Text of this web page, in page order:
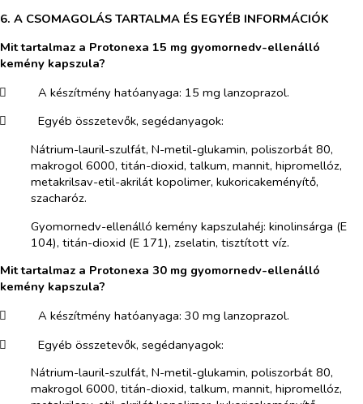
6. A CSOMAGOLÁS TARTALMA ÉS EGYÉB INFORMÁCIÓK
Mit tartalmaz a Protonexa 15 mg gyomornedv-ellenálló
kemény kapszula?
​
A készítmény hatóanyaga: 15 mg lanzoprazol.
​
Egyéb összetevők, segédanyagok:
Nátrium-lauril-szulfát, N-metil-glukamin, poliszorbát 80,
makrogol 6000, titán-dioxid, talkum, mannit, hipromellóz,
metakrilsav-etil-akrilát kopolimer, kukoricakeményítő,
szacharóz.
Gyomornedv-ellenálló kemény kapszulahéj: kinolinsárga (E
104), titán-dioxid (E 171), zselatin, tisztított víz.
Mit tartalmaz a Protonexa 30 mg gyomornedv-ellenálló
kemény kapszula?
​
A készítmény hatóanyaga: 30 mg lanzoprazol.
​
Egyéb összetevők, segédanyagok:
Nátrium-lauril-szulfát, N-metil-glukamin, poliszorbát 80,
makrogol 6000, titán-dioxid, talkum, mannit, hipromellóz,